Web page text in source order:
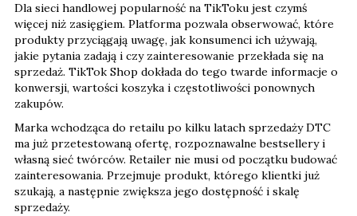
Dla sieci handlowej popularność na TikToku jest czymś
więcej niż zasięgiem. Platforma pozwala obserwować, które
produkty przyciągają uwagę, jak konsumenci ich używają,
jakie pytania zadają i czy zainteresowanie przekłada się na
sprzedaż. TikTok Shop dokłada do tego twarde informacje o
konwersji, wartości koszyka i częstotliwości ponownych
zakupów.
Marka wchodząca do retailu po kilku latach sprzedaży DTC
ma już przetestowaną ofertę, rozpoznawalne bestsellery i
własną sieć twórców. Retailer nie musi od początku budować
zainteresowania. Przejmuje produkt, którego klientki już
szukają, a następnie zwiększa jego dostępność i skalę
sprzedaży.